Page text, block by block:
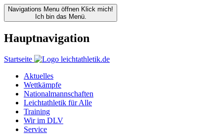
Navigations Menu öffnen Klick mich!
Ich bin das Menü.
Hauptnavigation
Startseite
Aktuelles
Wettkämpfe
Nationalmannschaften
Leichtathletik für Alle
Training
Wir im DLV
Service